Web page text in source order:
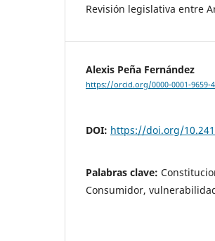
Revisión legislativa entre
Alexis Peña Fernández
https://orcid.org/0000-0001-9659-
DOI: https://doi.org/
Palabras clave:
Consumidor,